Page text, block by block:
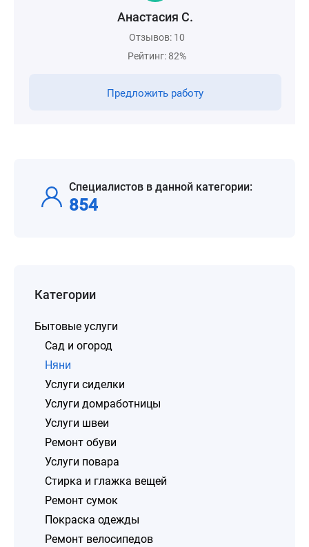
Анастасия С.
Отзывов: 10
Рейтинг: 82%
Предложить работу
Специалистов в данной категории:
854
Категории
Бытовые услуги
Сад и огород
Няни
Услуги сиделки
Услуги домработницы
Услуги швеи
Ремонт обуви
Услуги повара
Стирка и глажка вещей
Ремонт сумок
Покраска одежды
Ремонт велосипедов